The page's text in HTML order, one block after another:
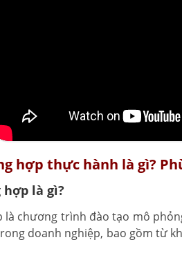
hợp thực hành là gì?
là gì?
là chương trình đào tạo mô
doanh nghiệp, bao gồm từ